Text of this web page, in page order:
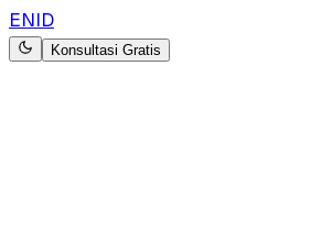
ENID
Konsultasi Gratis